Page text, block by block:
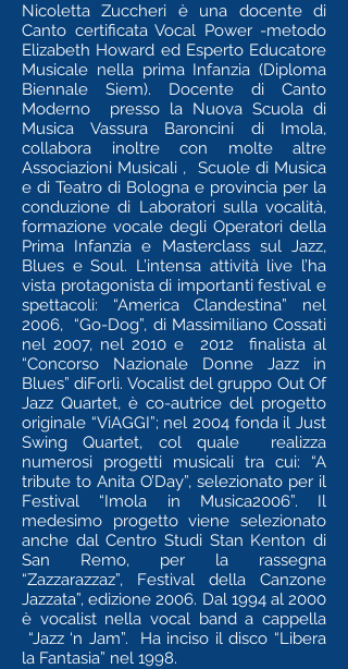
Nicoletta Zuccheri è una docente di
Canto certificata Vocal Power -metodo
Elizabeth Howard ed Esperto Educatore
Musicale nella prima Infanzia (Diploma
Biennale Siem). Docente di Canto
Moderno presso la Nuova Scuola di
Musica Vassura Baroncini di Imola,
collabora inoltre con molte altre
Associazioni Musicali , Scuole di Musica
e di Teatro di Bologna e provincia per la
conduzione di Laboratori sulla vocalità,
formazione vocale degli Operatori della
Prima Infanzia e Masterclass sul Jazz,
Blues e Soul. L’intensa attività live l’ha
vista protagonista di importanti festival e
spettacoli: “America Clandestina” nel
2006, “Go-Dog”, di Massimiliano Cossati
nel 2007, nel 2010 e 2012 finalista al
“Concorso Nazionale Donne Jazz in
Blues” diForlì. Vocalist del gruppo Out Of
Jazz Quartet, è co-autrice del progetto
originale “ViAGGI”; nel 2004 fonda il Just
Swing Quartet, col quale realizza
numerosi progetti musicali tra cui: “A
tribute to Anita O’Day”, selezionato per il
Festival “Imola in Musica2006”. Il
medesimo progetto viene selezionato
anche dal Centro Studi Stan Kenton di
San Remo, per la rassegna
“Zazzarazzaz”, Festival della Canzone
Jazzata”, edizione 2006. Dal 1994 al 2000
è vocalist nella vocal band a cappella
“Jazz ‘n Jam”. Ha inciso il disco “Libera
la Fantasia” nel 1998.